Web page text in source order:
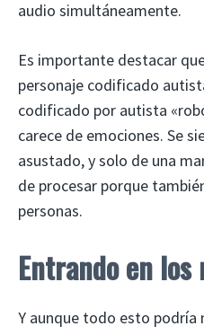
audio simultáneamente.
Es importante destacar
personaje codificado
codificado por autista
carece de emociones. Se
asustado, y solo de una
de procesar porque
personas.
Entrando en
Y aunque todo esto podría